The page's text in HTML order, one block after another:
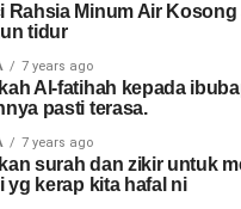
Rahsia Minum Air Kosong
tidur
7 years ago
Al-fatihah kepada
pasti terasa.
7 years ago
surah dan zikir untuk
yg kerap kita hafal ni